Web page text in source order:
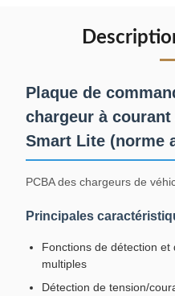
Plaque de
chargeur à
Smart Lite (norme
PCBA des chargeurs de
Principales
Fonctions de détection
multiples
Détection de tension/